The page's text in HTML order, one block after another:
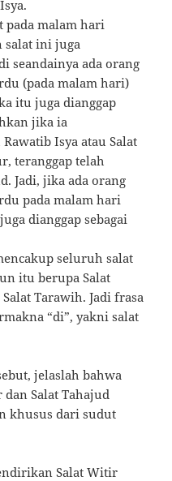
pada malam hari
salat ini juga
seandainya ada orang
(pada malam hari)
itu juga dianggap
jika ia
Isya atau Salat
teranggap telah
Jadi, jika ada orang
pada malam hari
dianggap sebagai
seluruh salat
itu berupa Salat
Tarawih. Jadi frasa
“di”, yakni salat
jelaslah bahwa
Salat Tahajud
khusus dari sudut
Salat Witir